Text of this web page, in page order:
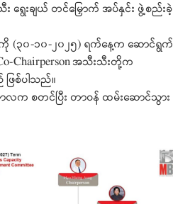
ရွေးချယ် တင်မြှောက် အပ်နှင်း ဖွဲ့စည်းခဲ့
းကို (၃၀-၁၀-၂၀၂၅) ရက်နေ့က ဆောင်ရွက်
Chairperson အသီးသီးတို့က
ြစ်ပါသည်။
က စတင်ပြီး တာဝန် ထမ်းဆောင်သွား